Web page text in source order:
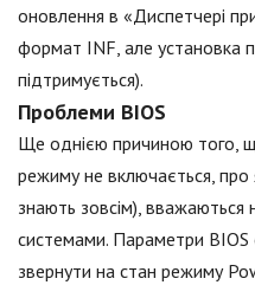
оновлення в «Диспетчері
формат INF, але установка
підтримується).
Проблеми BIOS
Ще однією причиною того,
режиму не включається, про
знають зовсім),
системами. Параметри BIOS
звернути на стан режиму